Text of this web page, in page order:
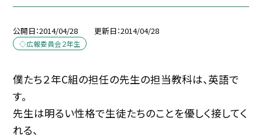
公開日 2014/04/28 更新日 2014/04/28
◇広報委員会２年生
僕たち２年C組の担任の先生の担当教科は、英語で
す。
先生は明るい性格で生徒たちのことを優しく接してく
れる、